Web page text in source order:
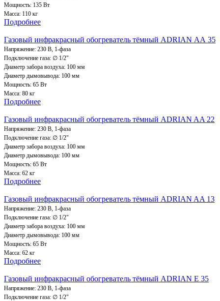
Мощность: 135 Вт
Масса: 110 кг
Подробнее
Газовый инфракрасный обогреватель тёмный ADRIAN АА 35
Напряжение: 230 В, 1-фаза
Подключение газа: ∅ 1/2"
Диаметр забора воздуха: 100 мм
Диаметр дымовывода: 100 мм
Мощность: 65 Вт
Масса: 80 кг
Подробнее
Газовый инфракрасный обогреватель тёмный ADRIAN AA 22
Напряжение: 230 В, 1-фаза
Подключение газа: ∅ 1/2"
Диаметр забора воздуха: 100 мм
Диаметр дымовывода: 100 мм
Мощность: 65 Вт
Масса: 62 кг
Подробнее
Газовый инфракрасный обогреватель тёмный ADRIAN AA 13
Напряжение: 230 В, 1-фаза
Подключение газа: ∅ 1/2"
Диаметр забора воздуха: 100 мм
Диаметр дымовывода: 100 мм
Мощность: 65 Вт
Масса: 62 кг
Подробнее
Газовый инфракрасный обогреватель тёмный ADRIAN E 35
Напряжение: 230 В, 1-фаза
Подключение газа: ∅ 1/2"